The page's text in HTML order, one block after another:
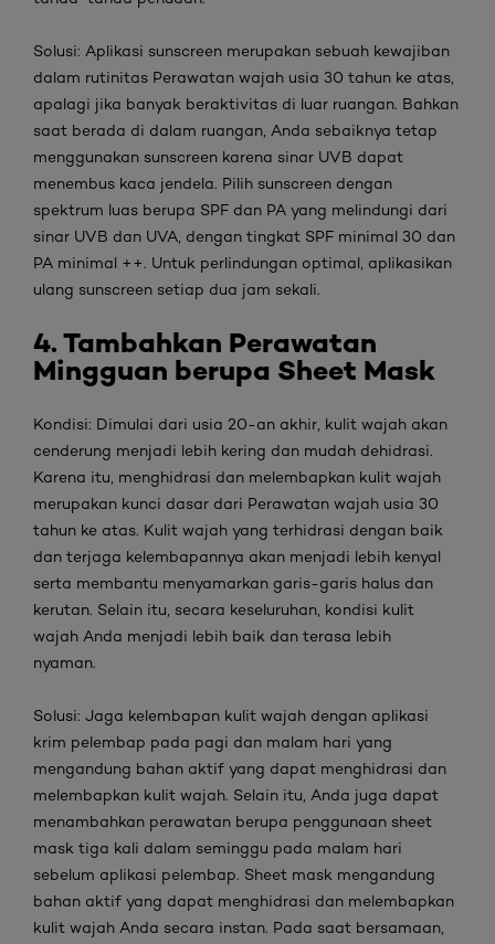
Solusi: Aplikasi sunscreen merupakan sebuah kewajiban
dalam rutinitas Perawatan wajah usia 30 tahun ke atas
apalagi jika banyak beraktivitas di luar ruangan. Bahkan
saat berada di dalam ruangan, Anda sebaiknya tetap
menggunakan sunscreen karena sinar UVB dapat
menembus kaca jendela. Pilih sunscreen dengan
spektrum luas berupa SPF dan PA yang melindungi dari
sinar UVB dan UVA, dengan tingkat SPF minimal 30 dan
PA minimal ++. Untuk perlindungan optimal, aplikasikan
ulang sunscreen setiap dua jam sekali.
4. Tambahkan Perawatan
Mingguan berupa Sheet Mask
Kondisi: Dimulai dari usia 20-an akhir, kulit wajah akan
cenderung menjadi lebih kering dan mudah dehidrasi.
Karena itu, menghidrasi dan melembapkan kulit wajah
merupakan kunci dasar dari Perawatan wajah usia 30
tahun ke atas. Kulit wajah yang terhidrasi dengan baik
dan terjaga kelembapannya akan menjadi lebih kenyal
serta membantu menyamarkan garis-garis halus dan
kerutan. Selain itu, secara keseluruhan, kondisi kulit
wajah Anda menjadi lebih baik dan terasa lebih
nyaman.
Solusi: Jaga kelembapan kulit wajah dengan aplikasi
krim pelembap pada pagi dan malam hari yang
mengandung bahan aktif yang dapat menghidrasi dan
melembapkan kulit wajah. Selain itu, Anda juga dapat
menambahkan perawatan berupa penggunaan sheet
mask tiga kali dalam seminggu pada malam hari
sebelum aplikasi pelembap. Sheet mask mengandung
bahan aktif yang dapat menghidrasi dan melembapkan
kulit wajah Anda secara instan. Pada saat bersamaan,